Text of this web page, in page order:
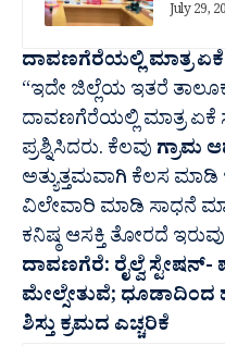
July 29,
ದಾವಣಗೆರೆಯಲ್ಲಿ ಮಾತ್ರ ಏಕೆ
“ಇದೇ ಜಿಲ್ಲೆಯ ಇತರೆ
ದಾವಣಗೆರೆಯಲ್ಲಿ ಮಾತ್ರ ಏಕೆ
ಪ್ರಶ್ನಿಸಿದರು. ಕೆಲವು ಗ್ರಾಮ
ಅತ್ಯುತ್ತಮವಾಗಿ ಕೆಲಸ ಮಾಡಿ
ವಿಲೇವಾರಿ ಮಾಡಿ ಸಾಧನೆ
ಕನಿಷ್ಠ ಆಸಕ್ತಿ ತೋರದೆ
ದಾವಣಗೆರೆ: ರೈಲ್ವೆ
ಮೇಲ್ಸೇತುವೆ;
ಶಿಸ್ತು ಕ್ರಮದ ಎಚ್ಚರಿಕೆ